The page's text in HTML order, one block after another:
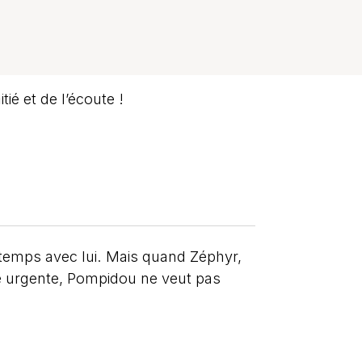
et de l’écoute !
avec lui. Mais quand Zéphyr,
Pompidou ne veut pas